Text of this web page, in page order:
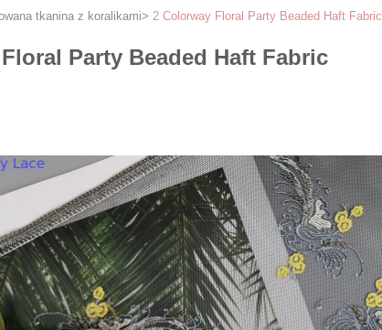
tkanina z koralikami> 2 Colorway Floral Party Beaded Haft Fabric
Party Beaded Haft Fabric